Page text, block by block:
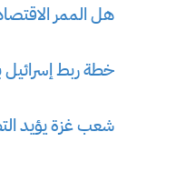
هل الممر
خطة ربط إسرائيل
شعب غزة يؤيد